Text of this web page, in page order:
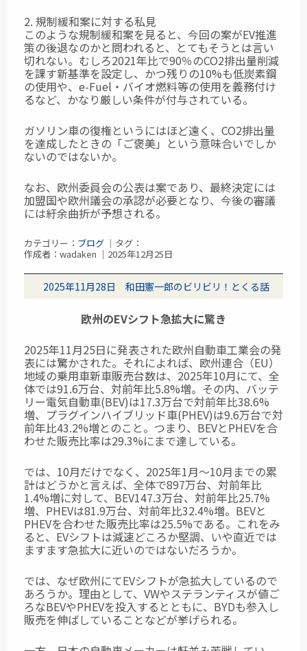
2. 規制緩和案に対する私見
このような規制緩和案を見ると、今回の案がEV推進
策の後退なのかと問われると、とてもそうとは言い
切れない。むしろ2021年比で90％のCO2排出量削減
を課す新基準を設定し、かつ残りの10%も低炭素鋼
の使用や、e-Fuel・バイオ燃料等の使用を義務付け
るなど、かなり厳しい条件が付与されている。
ガソリン車の復権というにはほど遠く、CO2排出量
を達成したときの「ご褒美」という意味合いでしか
ないのではないか。
なお、欧州委員会の公表は案であり、最終決定には
加盟国や欧州議会の承認が必要となり、今後の審議
には紆余曲折が予想される。
カテゴリー： ブログ ｜タグ：
作成者：wadaken ｜2025年12月25日
2025年11月28日 和田憲一郎のビリビリ！とくる話
欧州のEVシフト急拡大に驚き
2025年11月25日に発表された欧州自動車工業会の発
表には驚かされた。 それによれば、欧州連合（EU）
地域の乗用車新車販売台数は、2025年10月にて、全
体では91.6万台、対前年比5.8%増。その内、バッテ
リー電気自動車(BEV)は17.3万台で対前年比38.6%
増、プラグインハイブリッド車(PHEV)は9.6万台で対
前年比43.2%増とのこと。つまり、BEVとPHEVを合
わせた販売比率は29.3%にまで達している。
では、10月だけでなく、2025年1月～10月までの累
計はどうかと言えば、全体で897万台、対前年比
1.4%増に対して、BEV147.3万台、対前年比25.7%
増、PHEVは81.9万台、対前年比32.4%増。BEVと
PHEVを合わせた販売比率は25.5%である。これをみ
ると、EVシフトは減速どころか堅調、いや直近では
ますます急拡大に近いのではないだろうか。
では、なぜ欧州にてEVシフトが急拡大しているので
あろうか。理由として、VWやステランティスが値ご
ろなBEVやPHEVを投入するとともに、BYDも参入し
販売を伸ばしていることなどが挙げられる。